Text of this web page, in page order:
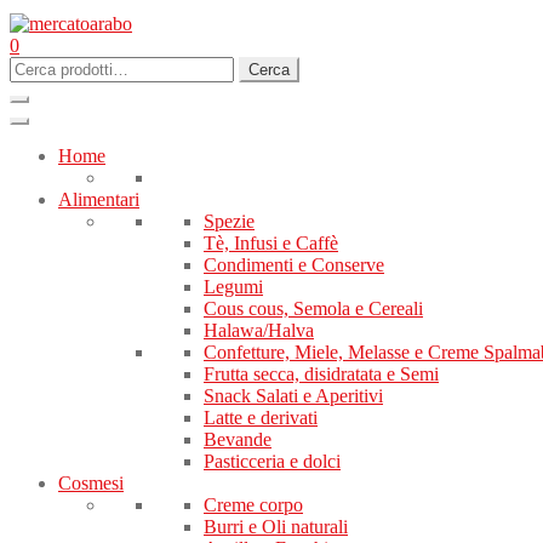
0
Cerca:
Cerca
Home
Alimentari
Spezie
Tè, Infusi e Caffè
Condimenti e Conserve
Legumi
Cous cous, Semola e Cereali
Halawa/Halva
Confetture, Miele, Melasse e Creme
Frutta secca, disidratata e Semi
Snack Salati e Aperitivi
Latte e derivati
Bevande
Pasticceria e dolci
Cosmesi
Creme corpo
Burri e Oli naturali